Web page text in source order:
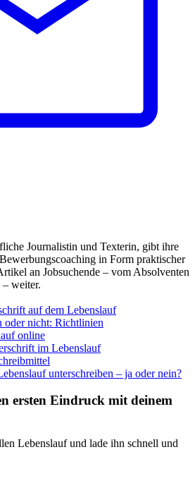
Journalistin und Texterin, gibt ihre
in Form praktischer
an Jobsuchende – vom Absolventen
weiter.
auf dem Lebenslauf
oder nicht: Richtlinien
online
im Lebenslauf
unterschreiben – ja oder nein?
ersten Eindruck mit deinem
Lebenslauf und lade ihn schnell und